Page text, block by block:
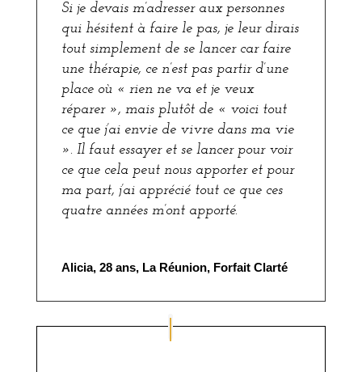
Si je devais m’adresser aux personnes
qui hésitent à faire le pas, je leur dirais
tout simplement de se lancer car faire
une thérapie, ce n’est pas partir d’une
place où « rien ne va et je veux
réparer », mais plutôt de « voici tout
ce que j’ai envie de vivre dans ma vie
». Il faut essayer et se lancer pour voir
ce que cela peut nous apporter et pour
ma part, j’ai apprécié tout ce que ces
quatre années m’ont apporté.
Alicia, 28 ans, La Réunion, Forfait Clarté